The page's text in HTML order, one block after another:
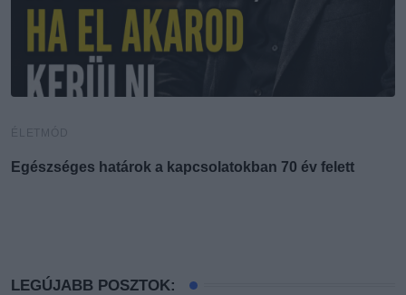
Egészséges határok a kapcsolatokban 70 év felett
LEGÚJABB POSZTOK: